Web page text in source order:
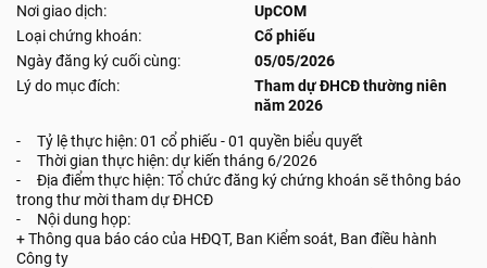
Nơi giao dịch:
UpCOM
Loại chứng khoán:
Cổ phiếu
Ngày đăng ký cuối cùng:
05/05/2026
Lý do mục đích:
Tham dự ĐHCĐ thường niên
năm 2026
- Tỷ lệ thực hiện: 01 cổ phiếu - 01 quyền biểu quyết
- Thời gian thực hiện: dự kiến tháng 6/2026
- Địa điểm thực hiện: Tổ chức đăng ký chứng khoán sẽ thông báo
trong thư mời tham dự ĐHCĐ
- Nội dung họp:
+ Thông qua báo cáo của HĐQT, Ban Kiểm soát, Ban điều hành
Công ty